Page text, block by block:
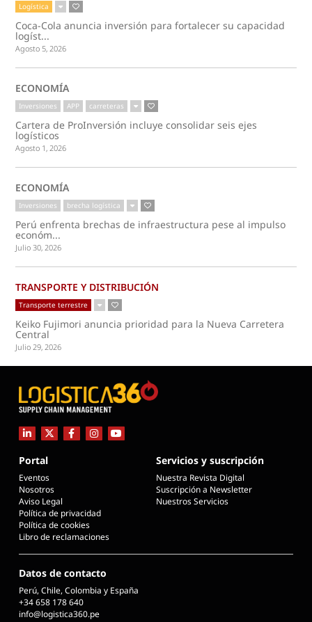
Logística
Coca-Cola anuncia inversión para fortalecer su capacidad
logíst...
Agosto 5, 2026
ECONOMÍA
Inversiones APP carreteras
Cartera de ProInversión incluye consolidar seis ejes
logísticos
Agosto 1, 2026
ECONOMÍA
Inversiones brecha logística
Perú enfrenta brechas de infraestructura pese al impulso
económ...
Julio 30, 2026
TRANSPORTE Y DISTRIBUCIÓN
Transporte terrestre
Keiko Fujimori anuncia prioridad para la Nueva Carretera
Central
Julio 29, 2026
Portal
Eventos
Nosotros
Aviso Legal
Política de privacidad
Política de cookies
Libro de reclamaciones
Servicios y suscripción
Nuestra Revista Digital
Suscripción a Newsletter
Nuestros Servicios
Datos de contacto
Perú, Chile, Colombia y España
+34 658 178 640
info@logistica360.pe